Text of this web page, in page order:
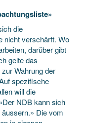
die
nicht verschärft. Wo
darüber gibt
gelte das
Wahrung der
spezifische
will die
NDB kann sich
Die vom